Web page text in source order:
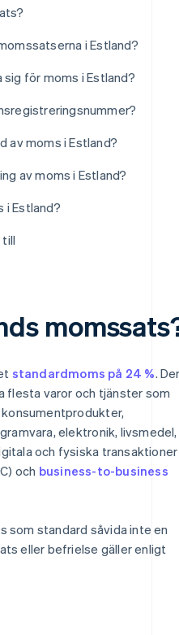
i Estland?
för moms i Estland?
av moms i Estland?
av moms i Estland?
i Estland?
till
standardmoms på 24 %.
flesta varor och tjänster som
konsumentprodukter,
elektronik, livsmedel,
och fysiska transaktioner
och business-to-business
som standard såvida inte en
eller befrielse gäller enligt